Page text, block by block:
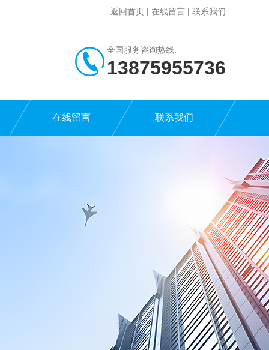
返回首页 | 在线留言 | 联系我们
全国服务咨询热线:
13875955736
在线留言 联系我们